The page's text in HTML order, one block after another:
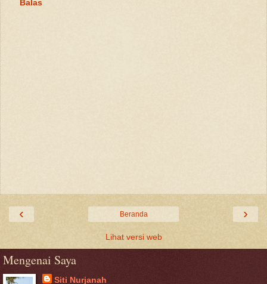
Balas
‹ ›
Beranda
Lihat versi web
Mengenai Saya
Siti Nurjanah